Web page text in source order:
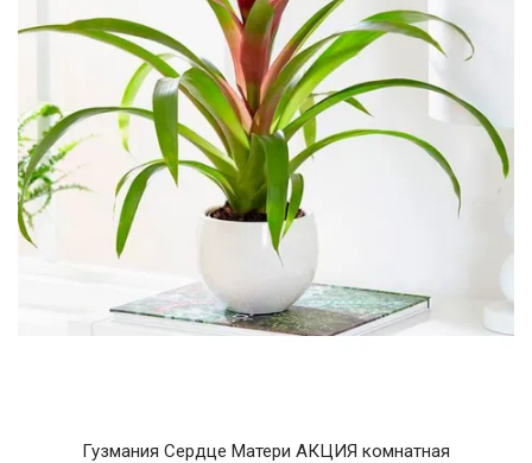
Гузмания Сердце Матери АКЦИЯ комнатная